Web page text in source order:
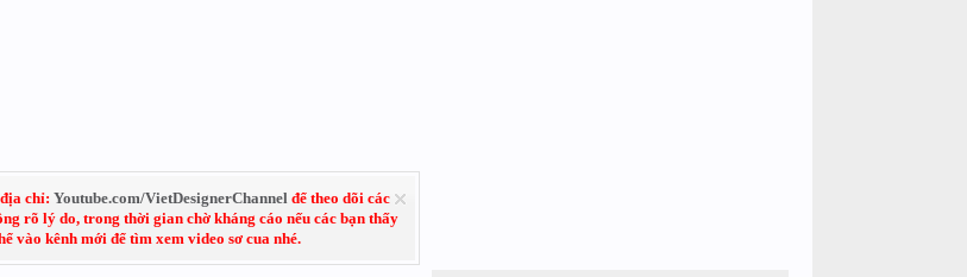
chỉ: Youtube.com/VietDesignerChannelđể theo dõi các
rõ lý do, trong thời gian chờ kháng cáo nếu các bạn thấy
vào kênh mới để tìm xem video sơ cua nhé.